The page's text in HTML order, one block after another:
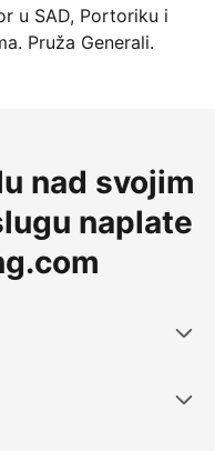
u SAD, Portoriku i
Pruža Generali.
nad svojim
naplate